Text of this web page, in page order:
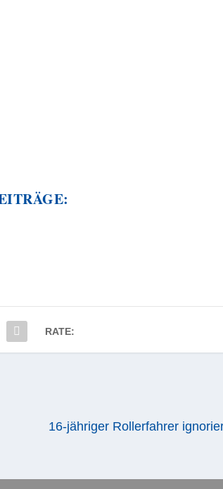
RATE:
16-jähriger Rollerfahrer